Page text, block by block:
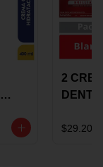
2
$29.200